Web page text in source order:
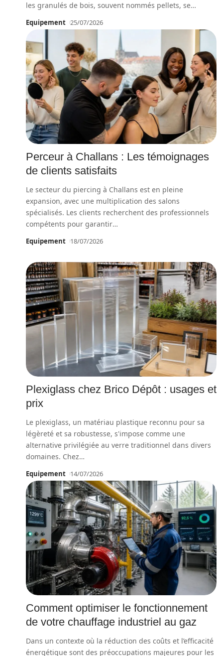
les granulés de bois, souvent nommés pellets, se…
Equipement 25/07/2026
Perceur à Challans : Les témoignages
de clients satisfaits
Le secteur du piercing à Challans est en pleine
expansion, avec une multiplication des salons
spécialisés. Les clients recherchent des professionnels
compétents pour garantir…
Equipement 18/07/2026
Plexiglass chez Brico Dépôt : usages et
prix
Le plexiglass, un matériau plastique reconnu pour sa
légèreté et sa robustesse, s'impose comme une
alternative privilégiée au verre traditionnel dans divers
domaines. Chez…
Equipement 14/07/2026
Comment optimiser le fonctionnement
de votre chauffage industriel au gaz
Dans un contexte où la réduction des coûts et l’efficacité
énergétique sont des préoccupations majeures pour les